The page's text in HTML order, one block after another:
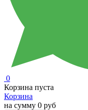
0
Корзина пуста
Корзина
на сумму 0 руб